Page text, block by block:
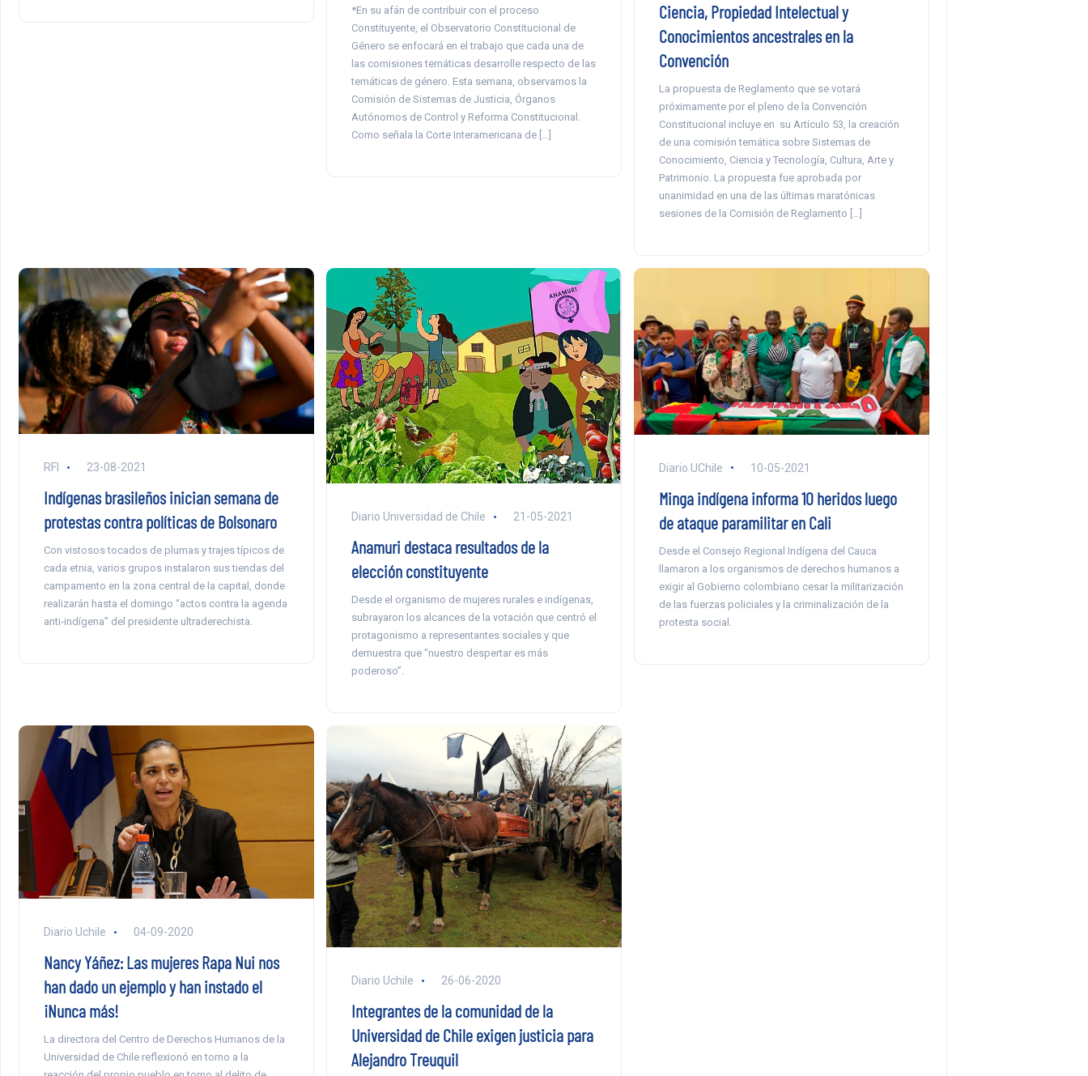
*En su afán de contribuir con el proceso
Constituyente, el Observatorio Constitucional de
Género se enfocará en el trabajo que cada una de
las comisiones temáticas desarrolle respecto de las
temáticas de género. Esta semana, observamos la
Comisión de Sistemas de Justicia, Órganos
Autónomos de Control y Reforma Constitucional.
Como señala la Corte Interamericana de […]
Ciencia, Propiedad Intelectual y
Conocimientos ancestrales en la
Convención
La propuesta de Reglamento que se votará
próximamente por el pleno de la Convención
Constitucional incluye en su Artículo 53, la creación
de una comisión temática sobre Sistemas de
Conocimiento, Ciencia y Tecnología, Cultura, Arte y
Patrimonio. La propuesta fue aprobada por
unanimidad en una de las últimas maratónicas
sesiones de la Comisión de Reglamento […]
RFI 23-08-2021
Indígenas brasileños inician semana de
protestas contra políticas de Bolsonaro
Con vistosos tocados de plumas y trajes típicos de
cada etnia, varios grupos instalaron sus tiendas del
campamento en la zona central de la capital, donde
realizarán hasta el domingo “actos contra la agenda
anti-indígena” del presidente ultraderechista.
Diario Universidad de Chile 21-05-2021
Anamuri destaca resultados de la
elección constituyente
Desde el organismo de mujeres rurales e indígenas,
subrayaron los alcances de la votación que centró el
protagonismo a representantes sociales y que
demuestra que “nuestro despertar es más
poderoso”.
Diario UChile 10-05-2021
Minga indígena informa 10 heridos luego
de ataque paramilitar en Cali
Desde el Consejo Regional Indígena del Cauca
llamaron a los organismos de derechos humanos a
exigir al Gobierno colombiano cesar la militarización
de las fuerzas policiales y la criminalización de la
protesta social.
Diario Uchile 04-09-2020
Nancy Yáñez: Las mujeres Rapa Nui nos
han dado un ejemplo y han instado el
¡Nunca más!
La directora del Centro de Derechos Humanos de la
Universidad de Chile reflexionó en torno a la
Diario Uchile 26-06-2020
Integrantes de la comunidad de la
Universidad de Chile exigen justicia para
Alejandro Treuquil